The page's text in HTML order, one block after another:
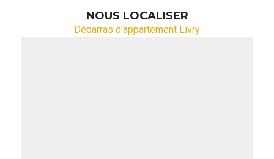
NOUS LOCALISER
Débarras d'appartement Livry